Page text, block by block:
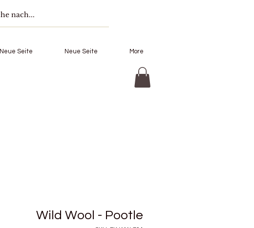
Neue Seite Neue Seite More
Wild Wool - Pootle